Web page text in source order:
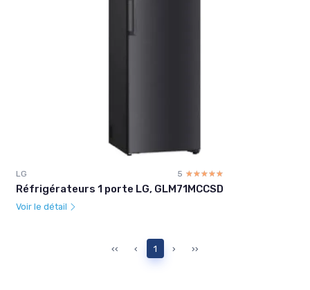
LG 5 ☆☆☆☆☆
★★★★★
Réfrigérateurs 1 porte LG, GLM71MCCSD
Voir le détail
‹‹ ‹ 1 › ››